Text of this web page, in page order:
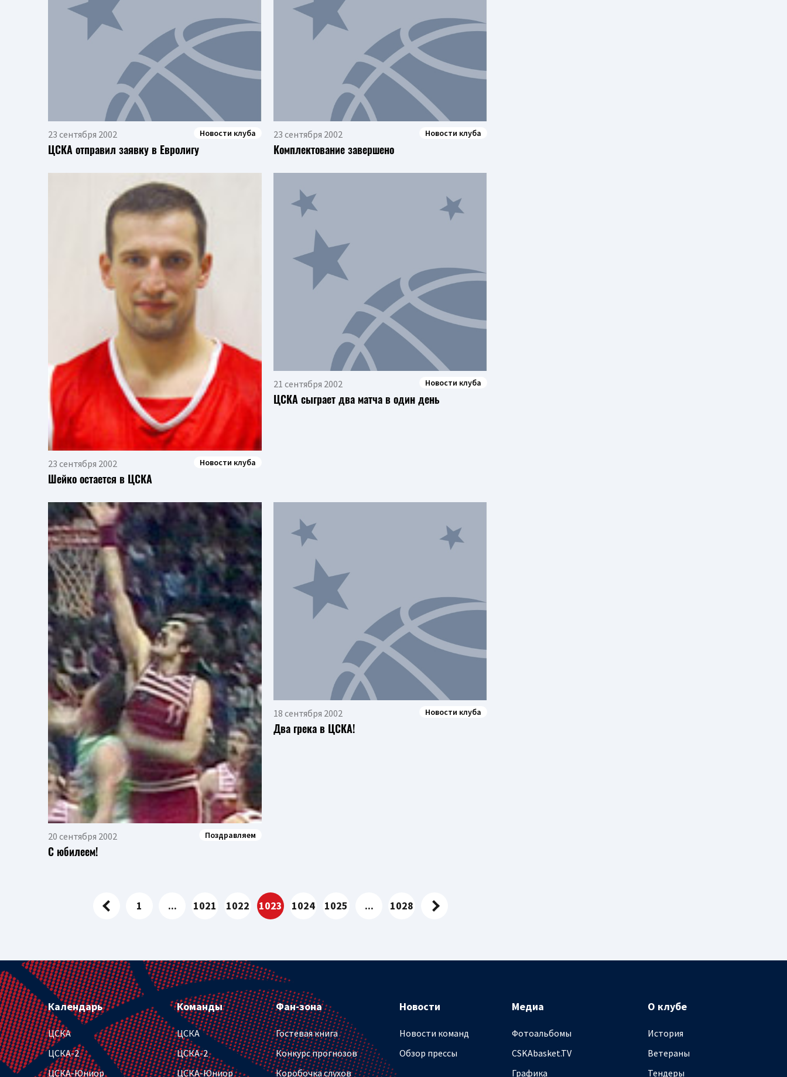
23 сентября 2002 Новости клуба
ЦСКА отправил заявку в Евролигу
23 сентября 2002 Новости клуба
Комплектование завершено
23 сентября 2002 Новости клуба
Шейко остается в ЦСКА
21 сентября 2002 Новости клуба
ЦСКА сыграет два матча в один день
20 сентября 2002 Поздравляем
С юбилеем!
18 сентября 2002 Новости клуба
Два грека в ЦСКА!
1 ... 1021 1022 1023 1024 1025 ... 1028
Календарь
ЦСКА
ЦСКА-2
ЦСКА-Юниор
Команды
ЦСКА
ЦСКА-2
ЦСКА-Юниор
Фан-зона
Гостевая книга
Конкурс прогнозов
Коробочка слухов
Новости
Новости команд
Обзор прессы
Медиа
Фотоальбомы
CSKAbasket.TV
Графика
О клубе
История
Ветераны
Тендеры